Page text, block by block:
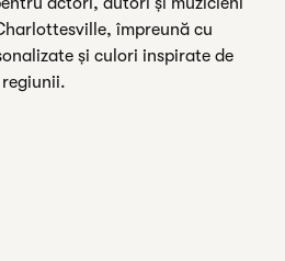
împreună cu
și culori inspirate de